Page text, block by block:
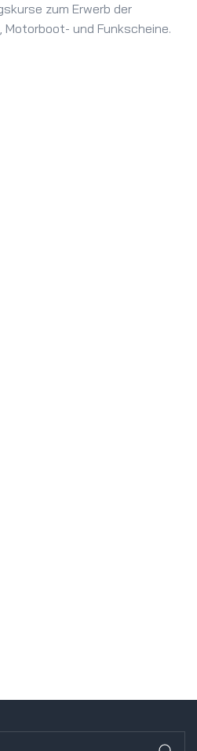
zum Erwerb der
und Funkscheine.